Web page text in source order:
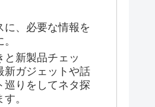
に、必要な情報を
と新製品チェッ
新ガジェットや話
巡りをしてネタ探
。